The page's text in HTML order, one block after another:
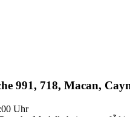
991, 718, Macan,
Uhr